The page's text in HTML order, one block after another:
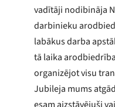
vadītāji nodibināja
darbinieku
labākus darba
tā laika
organizējot visu
Jubileja mums